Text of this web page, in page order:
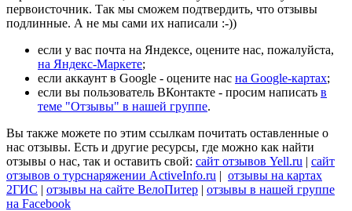
первоисточник. Так мы сможем подтвердить, что отзывы
подлинные. А не мы сами их написали :-))
если у вас почта на Яндексе, оцените нас, пожалуйста,
на Яндекс-Маркете;
если аккаунт в Google - оцените нас на Google-картах;
если вы пользователь ВКонтакте - просим написать в
теме "Отзывы" в нашей группе.
Вы также можете по этим ссылкам почитать оставленные о
нас отзывы. Есть и другие ресурсы, где можно как найти
отзывы о нас, так и оставить свой: сайт отзывов Yell.ru | сайт
отзывов о турснаряжении ActiveInfo.ru | отзывы на картах
2ГИС | отзывы на сайте ВелоПитер | отзывы в нашей группе
на Facebook